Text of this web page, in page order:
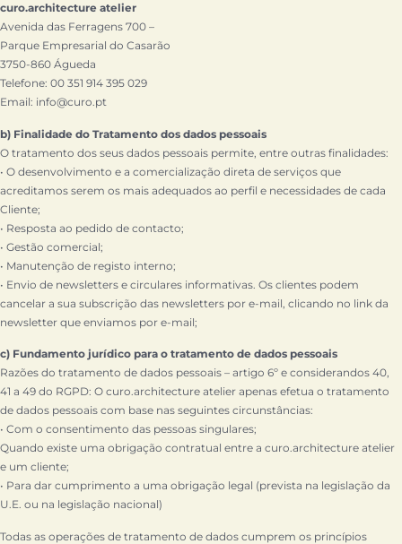
curo.architecture atelier
Avenida das Ferragens 700 –
Parque Empresarial do Casarão
3750-860 Águeda
Telefone: 00 351 914 395 029
Email: info@curo.pt
b) Finalidade do Tratamento dos dados pessoais
O tratamento dos seus dados pessoais permite, entre outras finalidades:
• O desenvolvimento e a comercialização direta de serviços que
acreditamos serem os mais adequados ao perfil e necessidades de cada
Cliente;
• Resposta ao pedido de contacto;
• Gestão comercial;
• Manutenção de registo interno;
• Envio de newsletters e circulares informativas. Os clientes podem
cancelar a sua subscrição das newsletters por e-mail, clicando no link da
newsletter que enviamos por e-mail;
c) Fundamento jurídico para o tratamento de dados pessoais
Razões do tratamento de dados pessoais – artigo 6º e considerandos 40,
41 a 49 do RGPD: O curo.architecture atelier apenas efetua o tratamento
de dados pessoais com base nas seguintes circunstâncias:
• Com o consentimento das pessoas singulares;
Quando existe uma obrigação contratual entre a curo.architecture atelier
e um cliente;
• Para dar cumprimento a uma obrigação legal (prevista na legislação da
U.E. ou na legislação nacional)
Todas as operações de tratamento de dados cumprem os princípios